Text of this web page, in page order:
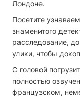
Лондоне.
Посетите
знаменитого
расследование,
улики, чтобы
С головой
полностью
французском,